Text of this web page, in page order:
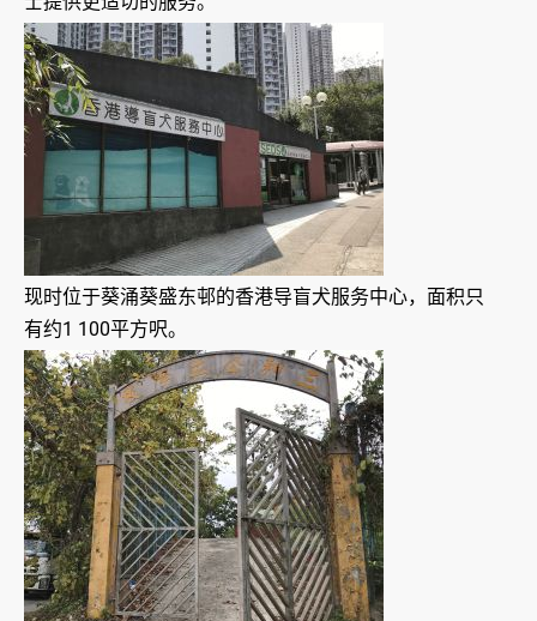
现时位于葵涌葵盛东邨的香港导盲犬服务中心，面积只
有约1 100平方呎。